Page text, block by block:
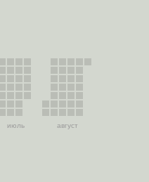
июль август